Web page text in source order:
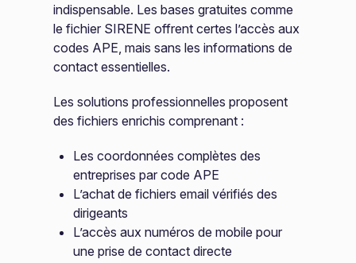
indispensable. Les bases gratuites comme
le fichier SIRENE offrent certes l’accès aux
codes APE, mais sans les informations de
contact essentielles.
Les solutions professionnelles proposent
des fichiers enrichis comprenant :
Les coordonnées complètes des
entreprises par code APE
L’achat de fichiers email vérifiés des
dirigeants
L’accès aux numéros de mobile pour
une prise de contact directe